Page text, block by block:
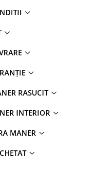
RASUCIT
INTERIOR
MANER